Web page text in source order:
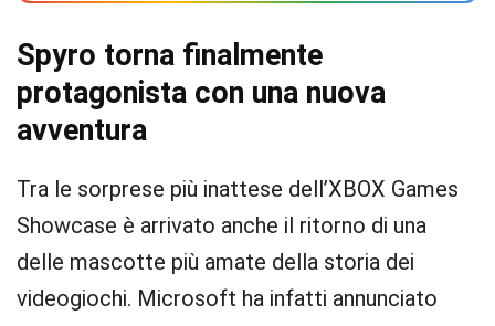
Spyro torna finalmente
protagonista con una nuova
avventura
Tra le sorprese più inattese dell’XBOX Games
Showcase è arrivato anche il ritorno di una
delle mascotte più amate della storia dei
videogiochi. Microsoft ha infatti annunciato